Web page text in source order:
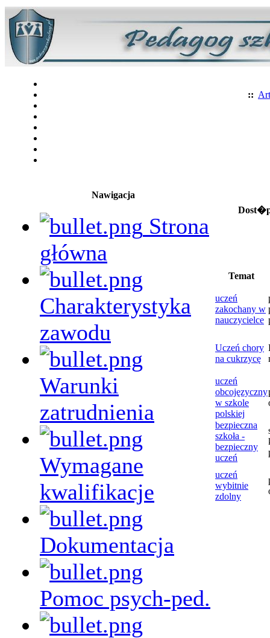
::
Nawigacja
Strona
główna
Charakterystyka
zawodu
Warunki
zatrudnienia
Wymagane
kwalifikacje
Dokumentacja
Pomoc psych-ped.
Temat
uczeń
zakochany w
nauczycielce
Uczeń chory
na cukrzycę
uczeń
obcojęzyczny
w szkole
polskiej
bezpieczna
szkoła -
bezpieczny
uczeń
uczeń
wybitnie
zdolny